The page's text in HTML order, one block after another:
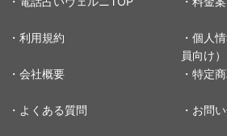
・利用規約
・個人
員向け）
・会社概要
・特定
・よくある質問 ・お問